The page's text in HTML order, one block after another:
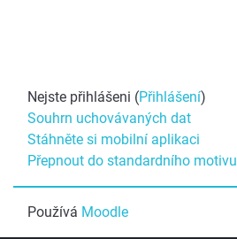
Nejste přihlášeni (Přihlášení)
Souhrn uchovávaných dat
Stáhněte si mobilní aplikaci
Přepnout do standardního motivu
Používá Moodle